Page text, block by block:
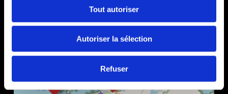
Tout autoriser
Autoriser la sélection
Refuser